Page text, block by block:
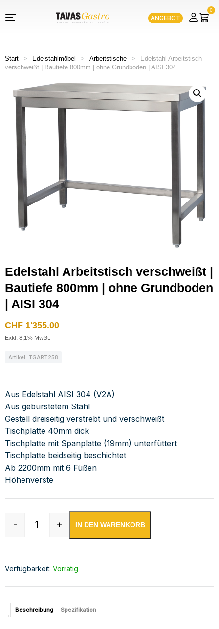
ANGEBOT
0
Start > Edelstahlmöbel > Arbeitstische >
Edelstahl Arbeitstisch
verschweißt | Bautiefe 800mm | ohne Grundboden | AISI 304
Edelstahl Arbeitstisch verschweißt |
Bautiefe 800mm | ohne Grundboden
| AISI 304
CHF 1'355.00
Exkl. 8,1% MwSt.
Artikel: TGART258
Aus Edelstahl AISI 304 (V2A)
Aus gebürstetem Stahl
Gestell dreiseitig verstrebt und verschweißt
Tischplatte 40mm dick
Tischplatte mit Spanplatte (19mm) unterfüttert
Tischplatte beidseitig beschichtet
Ab 2200mm mit 6 Füßen
Höhenverste
Edelstahl Arbeitstisch verschweißt | Bautiefe
- + IN DEN WARENKORB
Verfügbarkeit: Vorrätig
Beschreibung Spezifikation